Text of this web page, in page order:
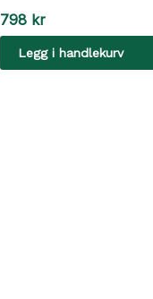
798 kr
Legg i handlekurv